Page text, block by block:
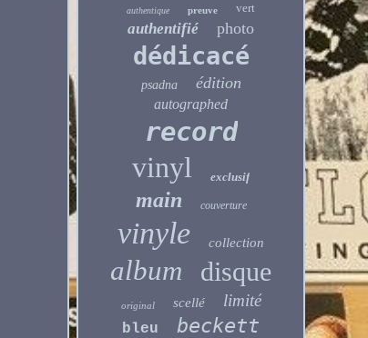
authentique preuve vert
authentifié photo
dédicacé
psadna édition
autographed
record
vinyl exclusif
main couverture
vinyle collection
album disque
original scellé limité
bleu beckett